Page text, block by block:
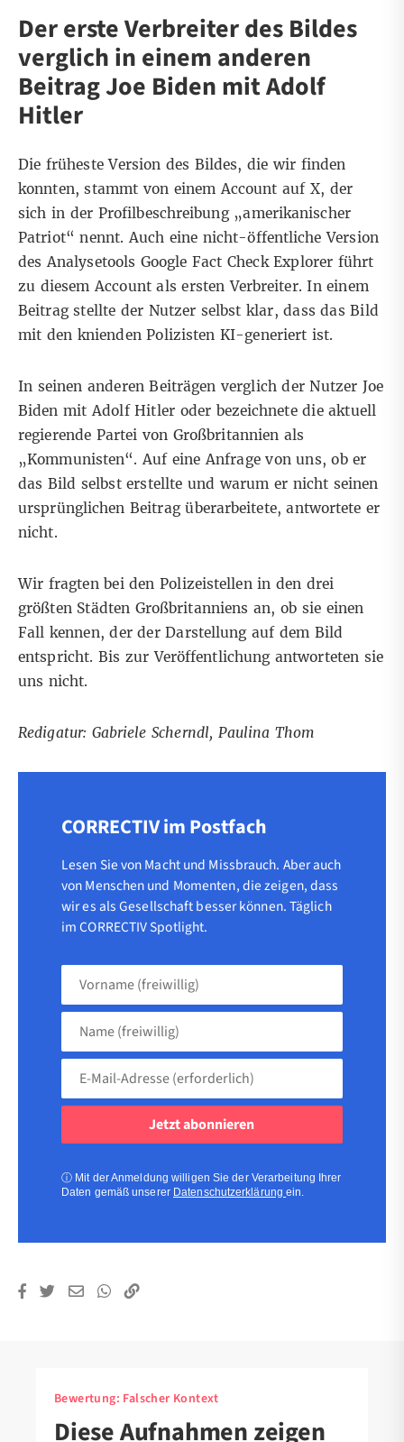
Der erste Verbreiter des Bildes
verglich in einem anderen
Beitrag Joe Biden mit Adolf
Hitler
Die früheste Version des Bildes, die wir finden
konnten, stammt von einemAccount auf X, der
sich in der Profilbeschreibung „amerikanischer
Patriot“ nennt. Auch eine nicht-öffentliche Version
des Analysetools Google Fact Check Explorer führt
zu diesem Account als ersten Verbreiter. In einem
Beitrag stellte der Nutzer selbst klar, dass das Bild
mit den knienden Polizisten KI-generiert ist.
In seinen anderen Beiträgen verglich der Nutzer Joe
Biden mit Adolf Hitleroder bezeichnete die aktuell
regierende Partei von Großbritannien als
„Kommunisten“.Auf eine Anfrage von uns, ob er
das Bild selbst erstellte und warum er nicht seinen
ursprünglichen Beitrag überarbeitete, antwortete er
nicht.
Wir fragten bei den Polizeistellen in den drei
größten Städten Großbritanniens an, ob sie einen
Fall kennen, der der Darstellung auf dem Bild
entspricht. Bis zur Veröffentlichung antworteten sie
uns nicht.
Redigatur: Gabriele Scherndl, Paulina Thom
CORRECTIV im Postfach
Lesen Sie von Macht und Missbrauch. Aber auch
von Menschen und Momenten, die zeigen, dass
wir es als Gesellschaft besser können. Täglich
im CORRECTIV Spotlight.
Vorname
Name
(freiwillig)
Adresse
ⓘ Mit der Anmeldung willigen Sie der Verarbeitung Ihrer
Daten gemäß unserer Datenschutzerklärungein.
Bewertung: Falscher Kontext
Diese Aufnahmen zeigen